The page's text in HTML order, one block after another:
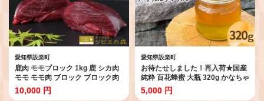
愛知県設楽町
鹿肉 モモブロック 1kg 鹿 シカ肉
モモ モモ肉 ブロック ブロック肉
ジビエ ジビエ料理 ジビエの森 厳
選 国産 ヘルシー 低カロリー 高た
10,000 円
愛知県設楽町
お待たせしました！再入荷★国産
純粋 百花蜂蜜 大瓶 320g かなちゃ
んはちみつ 非加熱 ハチミツ はち
みつ 蜂蜜 無添加 国産 天然 愛知県
5,000 円